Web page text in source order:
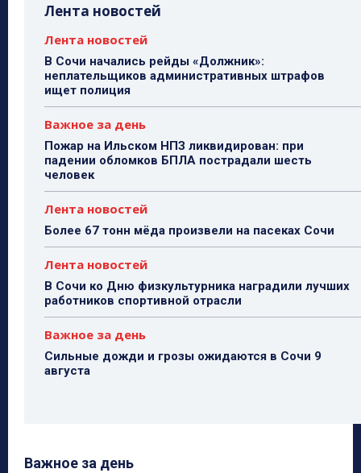
Лента новостей
Лента новостей
В Сочи начались рейды «Должник»:
неплательщиков административных штрафов
ищет полиция
Важное за день
Пожар на Ильском НПЗ ликвидирован: при
падении обломков БПЛА пострадали шесть
человек
Лента новостей
Более 67 тонн мёда произвели на пасеках Сочи
Лента новостей
В Сочи ко Дню физкультурника наградили лучших
работников спортивной отрасли
Важное за день
Сильные дожди и грозы ожидаются в Сочи 9
августа
Важное за день